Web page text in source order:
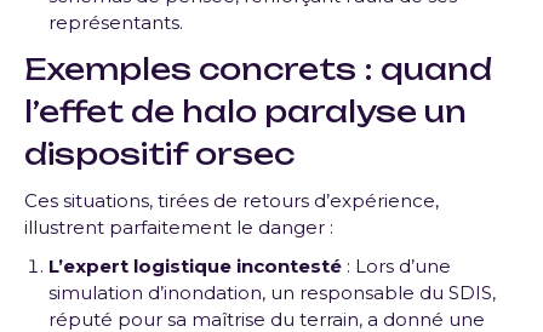
représentants.
Exemples concrets : quand
l’effet de halo paralyse un
dispositif orsec
Ces situations, tirées de retours d’expérience,
illustrent parfaitement le danger :
L’expert logistique incontesté : Lors d’une
simulation d’inondation, un responsable du SDIS,
réputé pour sa maîtrise du terrain, a donné une